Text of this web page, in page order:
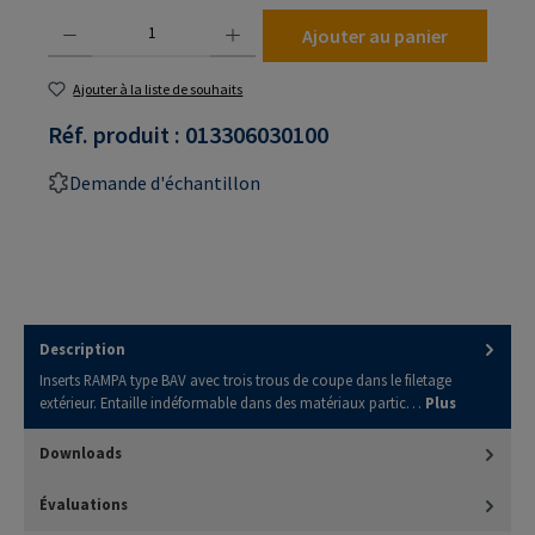
Ajouter au panier
Ajouter à la liste de souhaits
Réf. produit : 013306030100
Demande d'échantillon
Description
Inserts RAMPA type BAV avec trois trous de coupe dans le filetage
extérieur. Entaille indéformable dans des matériaux partic… Plus
Downloads
Évaluations